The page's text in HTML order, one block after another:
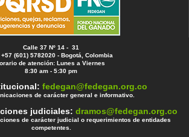
Calle 37 Nº 14 - 31
+57 (601) 5782020 - Bogotá, Colombia
de atención: Lunes a Viernes
8:30 am - 5:30 pm
fedegan@fedegan.org.co
de carácter general e informativo.
judiciales:dramos@fedegan.org.co
de carácter judicial o requerimientos de entidades
competentes.